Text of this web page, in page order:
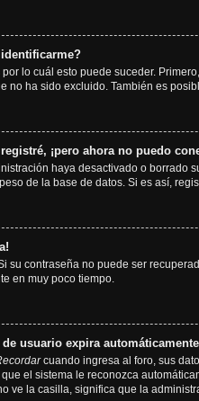
lo cuál esto puede suceder.
no ha sido excluido. También es
¡pero ahora no puedo
haya desactivado o borrado
de la base de datos. Si es así,
su contraseña no puede ser
en muy poco tiempo.
usuario expira
cuando ingresa al foro, sus
el sistema le reconozca
ve la casilla, significa que la